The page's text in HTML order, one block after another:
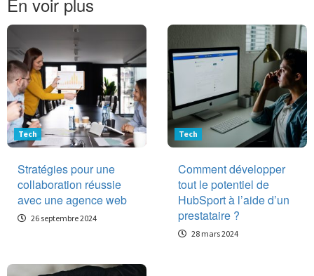
Tech
Stratégies pour une
collaboration réussie
avec une agence web
26 septembre 2024
Tech
Comment développer
tout le potentiel de
HubSport à l’aide d’un
prestataire ?
28 mars 2024